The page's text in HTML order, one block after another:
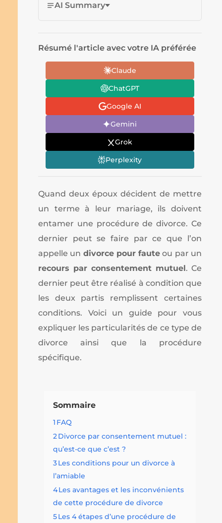
AI Summary
Résumé l'article avec votre IA préférée
Claude
ChatGPT
Google AI
Gemini
Grok
Perplexity
Quand deux époux décident de mettre
un terme à leur mariage, ils doivent
entamer une procédure de divorce. Ce
dernier peut se faire par ce que l’on
appelle un divorce pour faute ou par un
recours par consentement mutuel. Ce
dernier peut être réalisé à condition que
les deux partis remplissent certaines
conditions. Voici un guide pour vous
expliquer les particularités de ce type de
divorce ainsi que la procédure
spécifique.
Sommaire
1 FAQ
2Divorce par consentement mutuel :
qu’est-ce que c’est ?
3Les conditions pour un divorce à
l’amiable
4Les avantages et les inconvénients
de cette procédure de divorce
5Les 4 étapes d’une procédure de